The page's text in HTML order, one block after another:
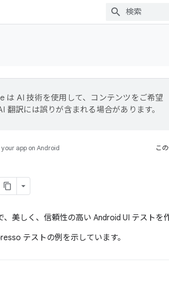
は AI 技術を使用して、コンテンツをご希望
翻訳には誤りが含まれる場合があります。
app on Android こ
美しく、信頼性の高い Android UI テストを
テストの例を示しています。